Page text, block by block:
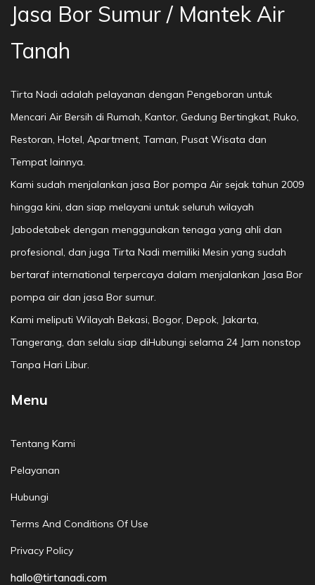
Jasa Bor Sumur / Mantek Air
Tanah
Tirta Nadi adalah pelayanan dengan Pengeboran untuk
Mencari Air Bersih di Rumah, Kantor, Gedung Bertingkat, Ruko,
Restoran, Hotel, Apartment, Taman, Pusat Wisata dan
Tempat lainnya.
Kami sudah menjalankan jasa Bor pompa Air sejak tahun 2009
hingga kini, dan siap melayani untuk seluruh wilayah
Jabodetabek dengan menggunakan tenaga yang ahli dan
profesional, dan juga Tirta Nadi memiliki Mesin yang sudah
bertaraf international terpercaya dalam menjalankan Jasa Bor
pompa air dan jasa Bor sumur.
Kami meliputi Wilayah Bekasi, Bogor, Depok, Jakarta,
Tangerang, dan selalu siap diHubungi selama 24 Jam nonstop
Tanpa Hari Libur.
Menu
Tentang Kami
Pelayanan
Hubungi
Terms And Conditions Of Use
Privacy Policy
hallo@tirtanadi.com